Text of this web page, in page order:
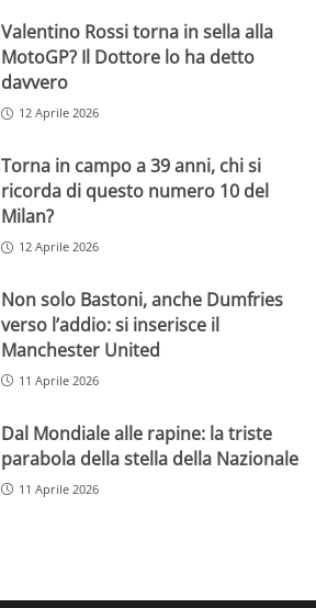
Valentino Rossi torna in sella alla
MotoGP? Il Dottore lo ha detto
davvero
12 Aprile 2026
Torna in campo a 39 anni, chi si
ricorda di questo numero 10 del
Milan?
12 Aprile 2026
Non solo Bastoni, anche Dumfries
verso l’addio: si inserisce il
Manchester United
11 Aprile 2026
Dal Mondiale alle rapine: la triste
parabola della stella della Nazionale
11 Aprile 2026